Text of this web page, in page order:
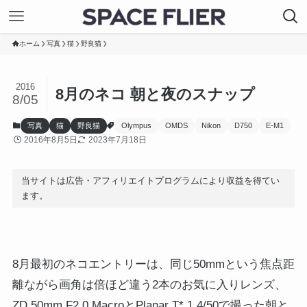
ホーム 写真 猫 野良猫
8月のネコ 朝と夜のスナップ
2016
8/05
写真 猫 野良猫 Olympus OMDS Nikon D750 E-M1
2016年8月5日 2023年7月18日
当サイトは広告・アフィリエイトプログラムにより収益を得てい
ます。
8月最初のネコエントリーは、同じ50mmという焦点距
離ながら画角は倍ほど違う2本のお気に入りレンズ、